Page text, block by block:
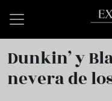
Dunkin’ y
nevera de